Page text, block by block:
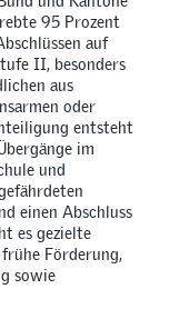
95 Prozent
auf
II, besonders
aus
oder
entsteht
im
und
einen Abschluss
es gezielte
Förderung,
sowie